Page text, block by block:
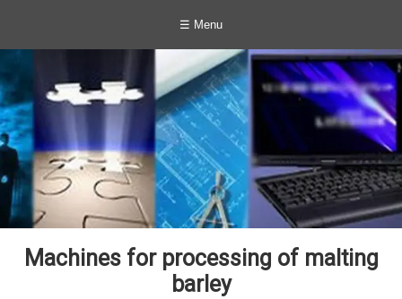
☰ Menu
Machines for processing of malting
barley